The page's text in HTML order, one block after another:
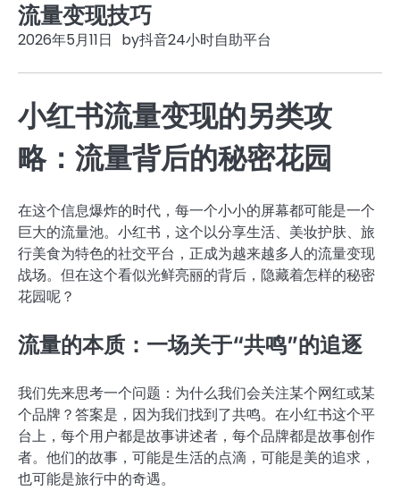
流量变现技巧
2026年5月11日 by抖音24小时自助平台
小红书流量变现的另类攻
略：流量背后的秘密花园
在这个信息爆炸的时代，每一个小小的屏幕都可能是一个
巨大的流量池。小红书，这个以分享生活、美妆护肤、旅
行美食为特色的社交平台，正成为越来越多人的流量变现
战场。但在这个看似光鲜亮丽的背后，隐藏着怎样的秘密
花园呢？
流量的本质：一场关于“共鸣”的追逐
我们先来思考一个问题：为什么我们会关注某个网红或某
个品牌？答案是，因为我们找到了共鸣。在小红书这个平
台上，每个用户都是故事讲述者，每个品牌都是故事创作
者。他们的故事，可能是生活的点滴，可能是美的追求，
也可能是旅行中的奇遇。